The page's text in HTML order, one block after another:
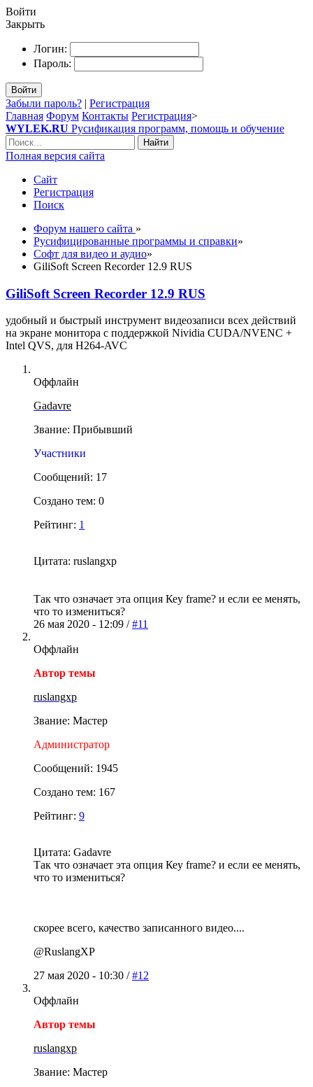
Войти
Закрыть
Логин:
Пароль:
Войти
Забыли пароль? | Регистрация
Главная Форум Контакты Регистрация>
WYLEK.RU Русификация программ, помощь и обучение
Найти
Полная версия сайта
Сайт
Регистрация
Поиск
Форум нашего сайта »
Русифицированные программы и справки»
Софт для видео и аудио»
GiliSoft Screen Recorder 12.9 RUS
GiliSoft Screen Recorder 12.9 RUS
удобный и быстрый инструмент видеозаписи всех действий
на экране монитора с поддержкой Nividia CUDA/NVENC +
Intel QVS, для H264-AVC
Оффлайн
Gadavre
Звание: Прибывший
Участники
Сообщений: 17
Создано тем: 0
Рейтинг: 1
Цитата: ruslangxp
Так что означает эта опция Кеу frame? и если ее менять,
что то измениться?
26 мая 2020 - 12:09 /#11
Оффлайн
Автор темы
ruslangxp
Звание: Мастер
Администратор
Сообщений: 1945
Создано тем: 167
Рейтинг: 9
Цитата: Gadavre
Так что означает эта опция Кеу frame? и если ее менять,
что то измениться?
скорее всего, качество записанного видео....
@RuslangXP
27 мая 2020 - 10:30 /#12
Оффлайн
Автор темы
ruslangxp
Звание: Мастер